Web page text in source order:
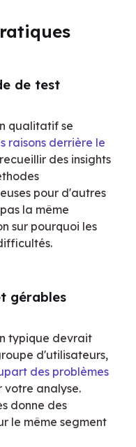
de test
qualitatif se
raisons derrière le
des insights
pour d'autres
la même
sur pourquoi les
gérables
typique devrait
d'utilisateurs,
des problèmes
votre analyse.
donne des
le même segment